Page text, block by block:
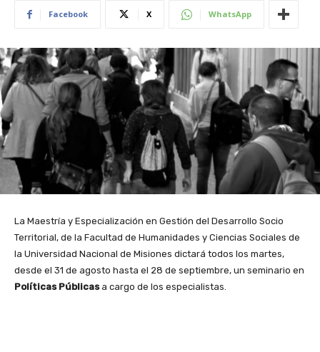
Facebook X WhatsApp
La Maestría y Especialización en Gestión del Desarrollo Socio
Territorial, de la Facultad de Humanidades y Ciencias Sociales de
la Universidad Nacional de Misiones dictará todos los martes,
desde el 31 de agosto hasta el 28 de septiembre, un seminario en
Políticas Públicasa cargo de los especialistas.